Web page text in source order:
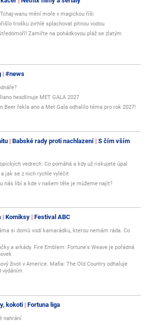
wanu mění moře v magickou říši
trošku zvrhlé splachovat pitnou vodou
Zamiřte na pohádkovou pláž se zlatým
#news
headlinuje MET GALA 2027
Beer řekla ano a Met Gala odhalilo téma pro rok 2027!
Babské rady proti nachlazení S čím vším
vedrech: Co pomáhá a kdy už riskujete úpal
jak se z nich rychle vyléčit
nás líbí a kde v našem těle je můžeme najít?
Komiksy Festival ABC
si domů vodí kamarádku, kterou nemám ráda. Co
a arkády. Fire Emblem: Fortune's Weave je pořádná
život v Americe. Mafia: The Old Country odhaluje
vydáním
kokoti Fortuna liga
nahrání